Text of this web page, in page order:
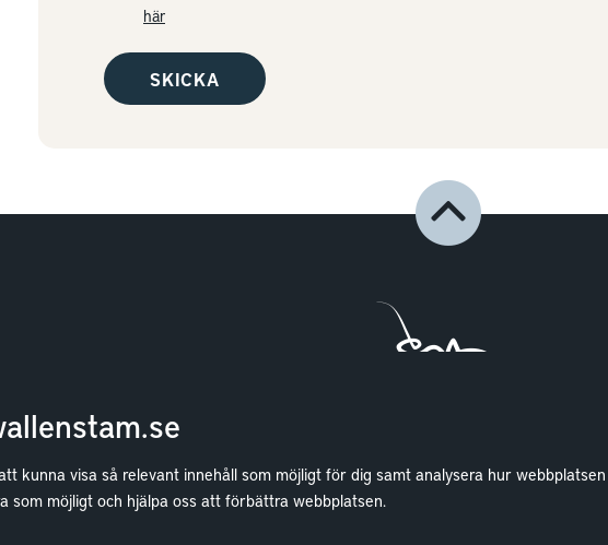
kunna visa så relevant innehåll som möjligt för dig samt analysera hur
som möjligt och hjälpa oss att förbättra webbplatsen.
här
Lokaler